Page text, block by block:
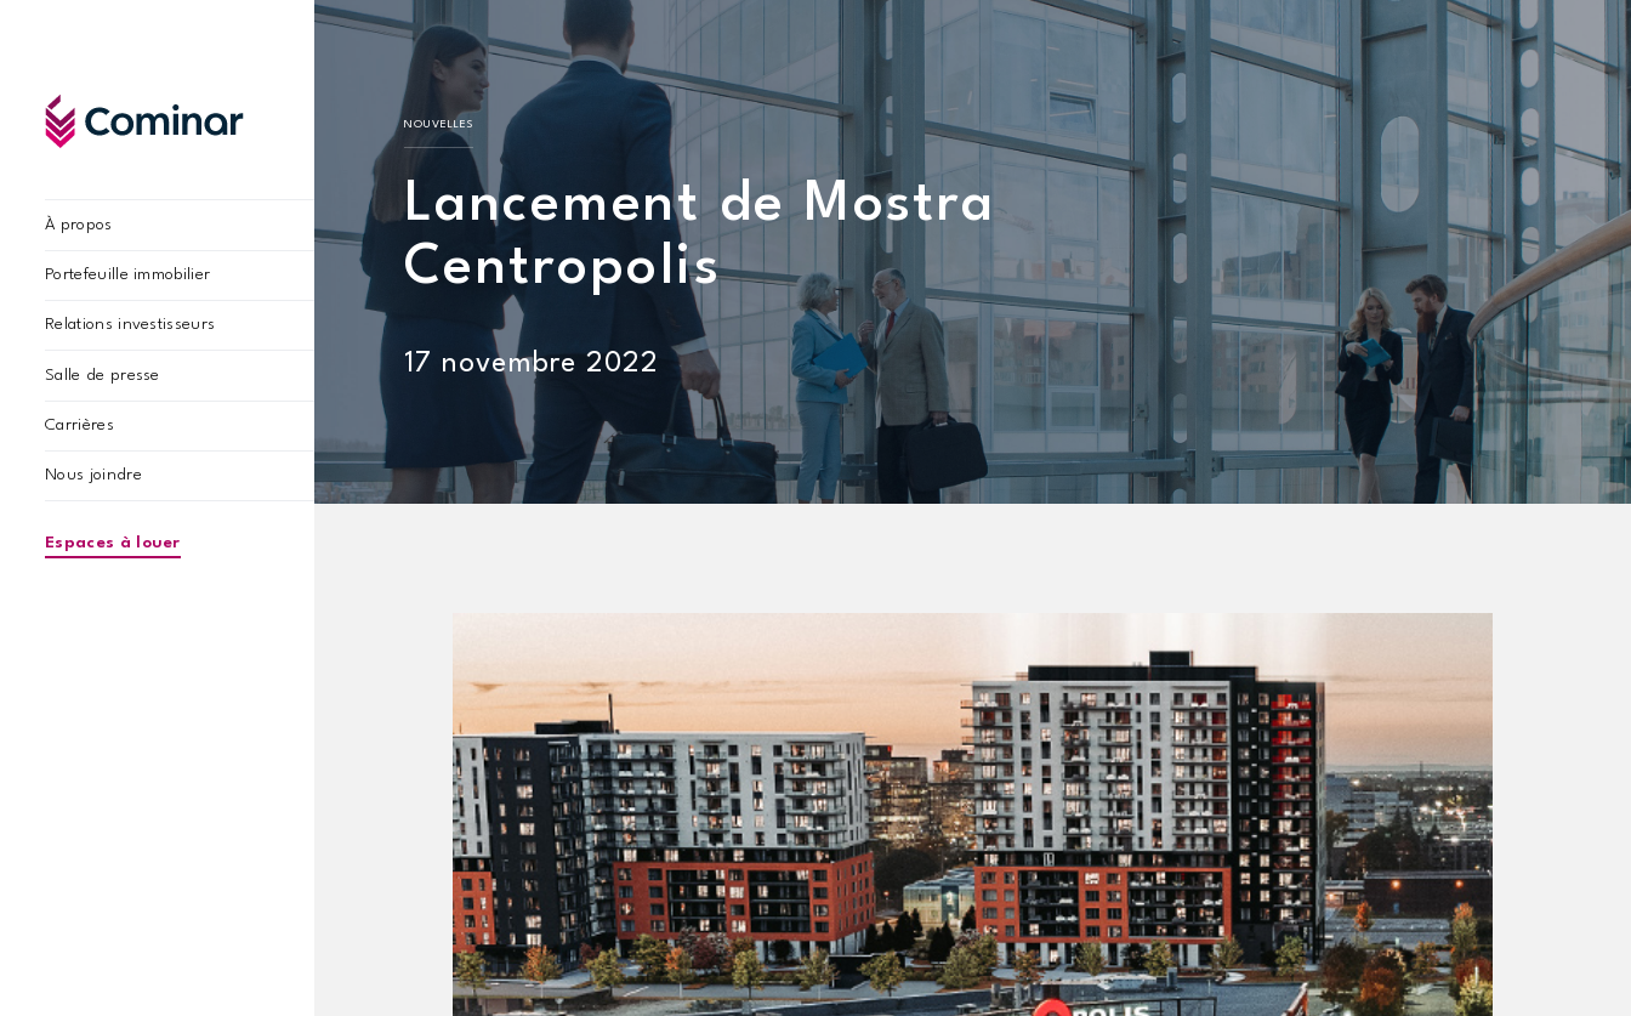
À propos
Portefeuille immobilier
VUE D'ENSEMBLE
Relations investisseurs
Salle de presse
VUE D'ENSEMBLE
Carrières
Nous joindre
Espaces à louer
Lancement de Mostra
Centropolis
17 novembre 2022
NOUVELLES